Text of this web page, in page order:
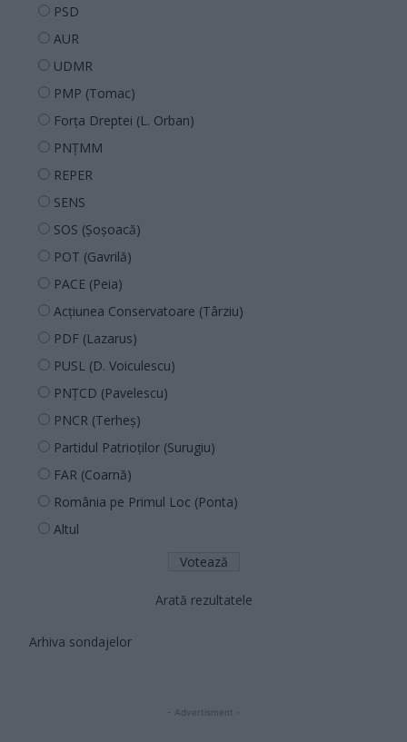
PSD
AUR
UDMR
PMP (Tomac)
Forța Dreptei (L. Orban)
PNȚMM
REPER
SENS
SOS (Șoșoacă)
POT (Gavrilă)
PACE (Peia)
Acțiunea Conservatoare (Târziu)
PDF (Lazarus)
PUSL (D. Voiculescu)
PNȚCD (Pavelescu)
PNCR (Terheș)
Partidul Patrioților (Surugiu)
FAR (Coarnă)
România pe Primul Loc (Ponta)
Altul
Arată rezultatele
Arhiva sondajelor
- Advertisment -